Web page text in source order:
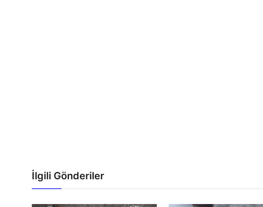
İlgili Gönderiler